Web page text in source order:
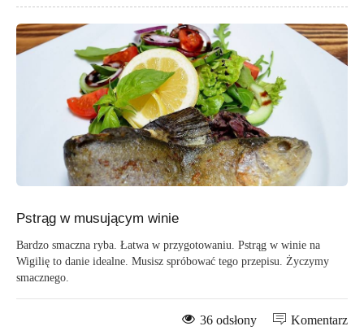
Pstrąg w musującym winie
Bardzo smaczna ryba. Łatwa w przygotowaniu. Pstrąg w winie na
Wigilię to danie idealne. Musisz spróbować tego przepisu. Życzymy
smacznego.
Komentarz
36 odsłony